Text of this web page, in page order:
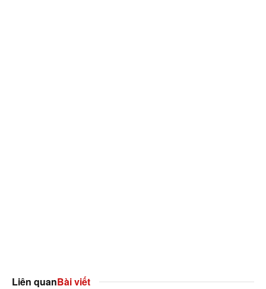
Liên quanBài viết